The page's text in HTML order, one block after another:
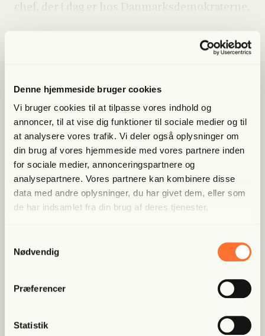
Denne hjemmeside bruger cookies
Vi bruger cookies til at tilpasse vores indhold og
annoncer, til at vise dig funktioner til sociale medier og til
at analysere vores trafik. Vi deler også oplysninger om
din brug af vores hjemmeside med vores partnere inden
for sociale medier, annonceringspartnere og
analysepartnere. Vores partnere kan kombinere disse
data med andre oplysninger, du har givet dem, eller som
de har indsamlet fra din brug af deres tjenester.
Nødvendig
Præferencer
Statistik
chef, der i dag er hos Dan­marks­de­mo­kra­ter­ne.
Bliv med­lem og få adgang til hele Fri­heds­bre­vet. Fra
artik­ler til podcasts – få ori­gi­nal jour­na­li­stik, du ikke
fin­der andre ste­der
Bliv med­lem og spar nu
Allerede medlem? Log ind her.
Populære artikler